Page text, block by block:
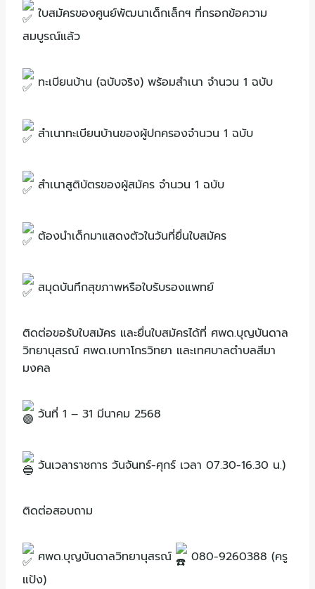
ใบสมัครของศูนย์พัฒนาเด็กเล็กฯ ที่กรอกข้อความ
สมบูรณ์แล้ว
ทะเบียนบ้าน (ฉบับจริง) พร้อมสำเนา จำนวน 1 ฉบับ
สำเนาทะเบียนบ้านของผู้ปกครองจำนวน 1 ฉบับ
สำเนาสูติบัตรของผู้สมัคร จำนวน 1 ฉบับ
ต้องนำเด็กมาแสดงตัวในวันที่ยื่นใบสมัคร
สมุดบันทึกสุขภาพหรือใบรับรองแพทย์
ติดต่อขอรับใบสมัคร และยื่นใบสมัครได้ที่ ศพด.บุญบันดาล
วิทยานุสรณ์ ศพด.เบทาโกรวิทยา และเทศบาลตำบลสีมา
มงคล
วันที่ 1 – 31 มีนาคม 2568
วันเวลาราชการ วันจันทร์-ศุกร์ เวลา 07.30-16.30 น.)
ติดต่อสอบถาม
ศพด.บุญบันดาลวิทยานุสรณ์
080-9260388 (ครู
แป้ง)